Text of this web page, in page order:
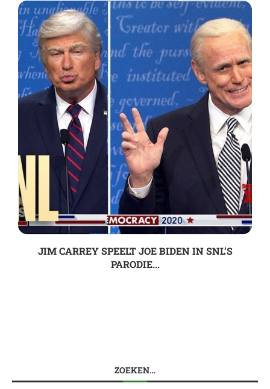
JIM CARREY SPEELT JOE BIDEN IN SNL’S
PARODIE...
ZOEKEN…